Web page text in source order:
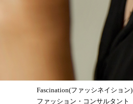
Fascination(ファッシネイション)
ファッション・コンサルタン